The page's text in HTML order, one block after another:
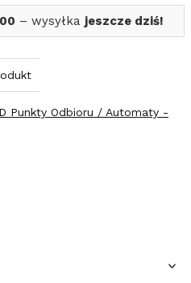
– wysyłka jeszcze dziś!
Punkty Odbioru / Automaty -